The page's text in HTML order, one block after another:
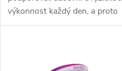
u
u
výkonnost každý den, a proto
se multivitamín Centrum